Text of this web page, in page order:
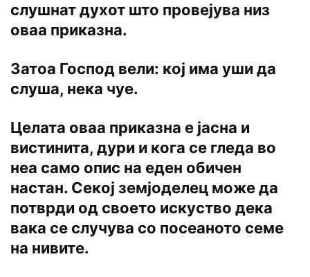
слушнат духот што провејува низ
оваа приказна.
Затоа Господ вели: кој има уши да
слуша, нека чуе.
Целата оваа приказна e јасна и
вистинита, дури и кога се гледа во
неа само опис на еден обичен
настан. Секој земјоделец може да
потврди од своето искуство дека
вака се случува co посеаното семе
на нивите.